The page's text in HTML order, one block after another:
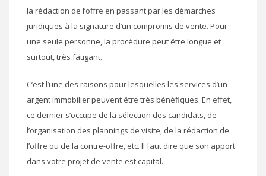
la rédaction de l’offre en passant par les démarches
juridiques à la signature d’un compromis de vente. Pour
une seule personne, la procédure peut être longue et
surtout, très fatigant.
C’est l’une des raisons pour lesquelles les services d’un
argent immobilier peuvent être très bénéfiques. En effet,
ce dernier s’occupe de la sélection des candidats, de
l’organisation des plannings de visite, de la rédaction de
l’offre ou de la contre-offre, etc. Il faut dire que son apport
dans votre projet de vente est capital.